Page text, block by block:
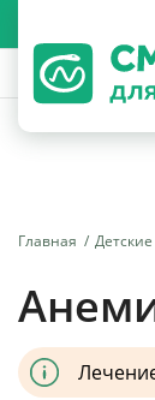
Главная